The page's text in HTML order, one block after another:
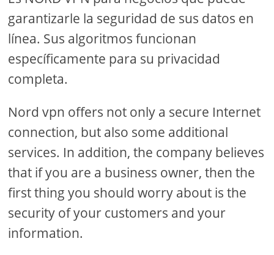
garantizarle la seguridad de sus datos en
línea. Sus algoritmos funcionan
específicamente para su privacidad
completa.
Nord vpn offers not only a secure Internet
connection, but also some additional
services. In addition, the company believes
that if you are a business owner, then the
first thing you should worry about is the
security of your customers and your
information.